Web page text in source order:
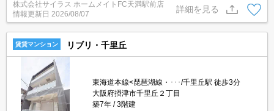
株式会社サイラス ホームメイトFC天満駅前店
情報更新日 2026/08/07
詳細を見る
賃貸マンション リブリ・千里丘
東海道本線<琵琶湖線・･･･/千里丘駅 徒歩3分
大阪府摂津市千里丘２丁目
築7年
3階建